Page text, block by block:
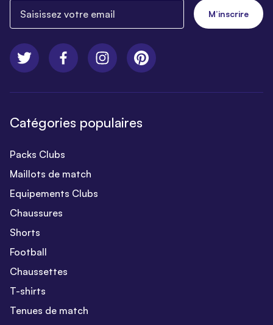
M’inscrire
Catégories populaires
Packs Clubs
Maillots de match
Equipements Clubs
Chaussures
Shorts
Football
Chaussettes
T-shirts
Tenues de match